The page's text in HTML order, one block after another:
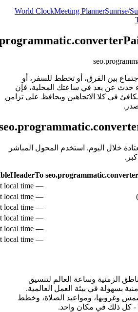
World ClockMeeting PlannerSunrise/
بين الفرق، أو تخطط للسفر، أو
حدث عن بعد في ساعتك المحلية، فإن
في كلا الاتجاهين ويحافظ على تزامن
خلال اليوم. استخدم المحول المباشر
— see live converter above for exact local time
)
— see live converter above for exact local time
— see live converter above for exact local time
— see live converter above for exact local time
— see live converter above for exact local time
— see live converter above for exact local time
الزمنية وساعة العالم لتنسيق
بسهولة في بيئة العمل العالمية.
وغروبها، ومواعيد الصلاة، وخطط
- كل ذلك في مكان واحد.